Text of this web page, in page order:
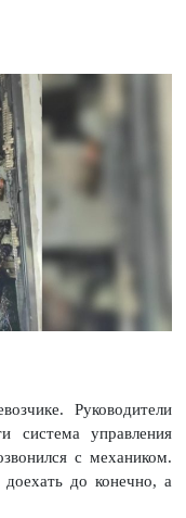
Руководители
система управления
с механиком.
до конечно, а